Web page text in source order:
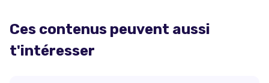
Ces contenus peuvent aussi
t'intéresser